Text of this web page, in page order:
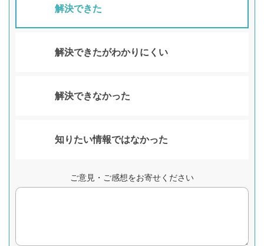
解決できた
解決できたがわかりにくい
解決できなかった
知りたい情報ではなかった
ご意見・ご感想をお寄せください